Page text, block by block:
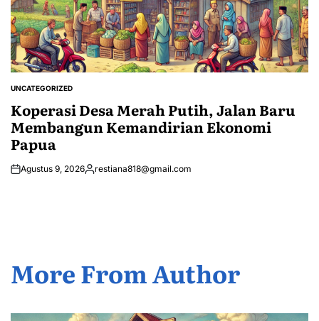
POSTED
UNCATEGORIZED
Koperasi Desa Merah Putih, Jalan Baru
Membangun Kemandirian Ekonomi
Papua
Agustus 9, 2026Posted
restiana818@gmail.com
More From Author